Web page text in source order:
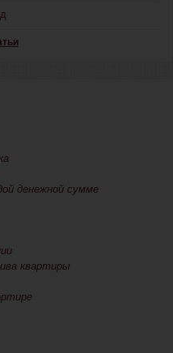
денежной сумме
квартиры